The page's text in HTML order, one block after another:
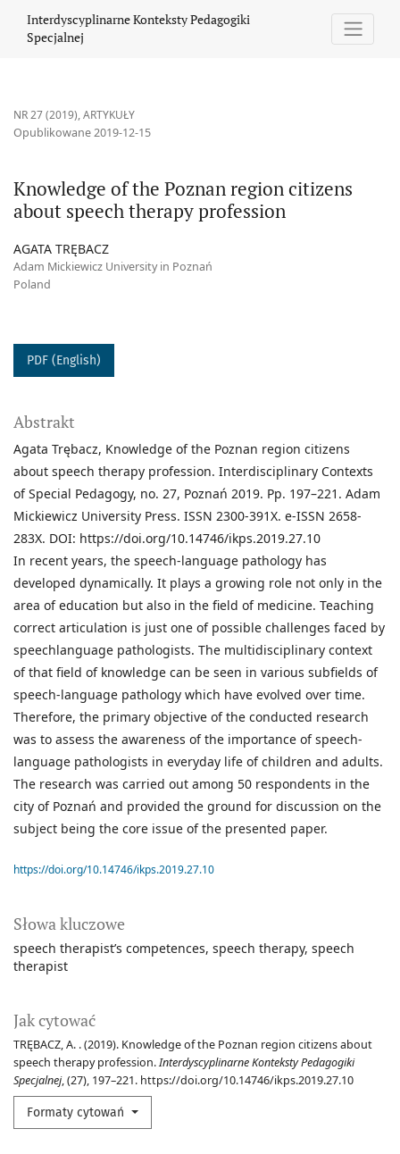
Interdyscyplinarne Konteksty Pedagogiki
Specjalnej
NR 27 (2019),ARTYKUŁY
Knowledge of the Poznan region citizens
about speech therapy profession
Opublikowane 2019-12-15
AGATA TRĘBACZ
Adam Mickiewicz University in Poznań
Poland
PDF (English)
Słowa kluczowe
speech therapist’s competences speech therapy speech
therapist
Jak cytować
TRĘBACZ, A. . (2019). Knowledge of the Poznan region citizens about
speech therapy profession.Interdyscyplinarne Konteksty Pedagogiki
Specjalnej, (27), 197–221. https://doi.org/10.14746/ikps.2019.27.10
Formaty cytowań
Abstrakt
Agata Trębacz, Knowledge of the Poznan region citizens
about speech therapy profession. Interdisciplinary Contexts
of Special Pedagogy, no. 27, Poznań 2019. Pp. 197–221. Adam
Mickiewicz University Press. ISSN 2300-391X. e-ISSN 2658-
283X. DOI: https://doi.org/10.14746/ikps.2019.27.10
In recent years, the speech-language pathology has
developed dynamically. It plays a growing role not only in the
area of education but also in the field of medicine. Teaching
correct articulation is just one of possible challenges faced by
speechlanguage pathologists. The multidisciplinary context
of that field of knowledge can be seen in various subfields of
speech-language pathology which have evolved over time.
Therefore, the primary objective of the conducted research
was to assess the awareness of the importance of speech-
language pathologists in everyday life of children and adults.
The research was carried out among 50 respondents in the
city of Poznań and provided the ground for discussion on the
subject being the core issue of the presented paper.
https://doi.org/10.14746/ikps.2019.27.10